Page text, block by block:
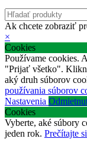
Ak chcete zobraziť
×
Cookies
Používame cookies.
"Prijať všetko".
aký druh súborov
používania súborov
Nastavenia
Cookies
Vyberte, aké súbory
jeden rok. Prečítajte